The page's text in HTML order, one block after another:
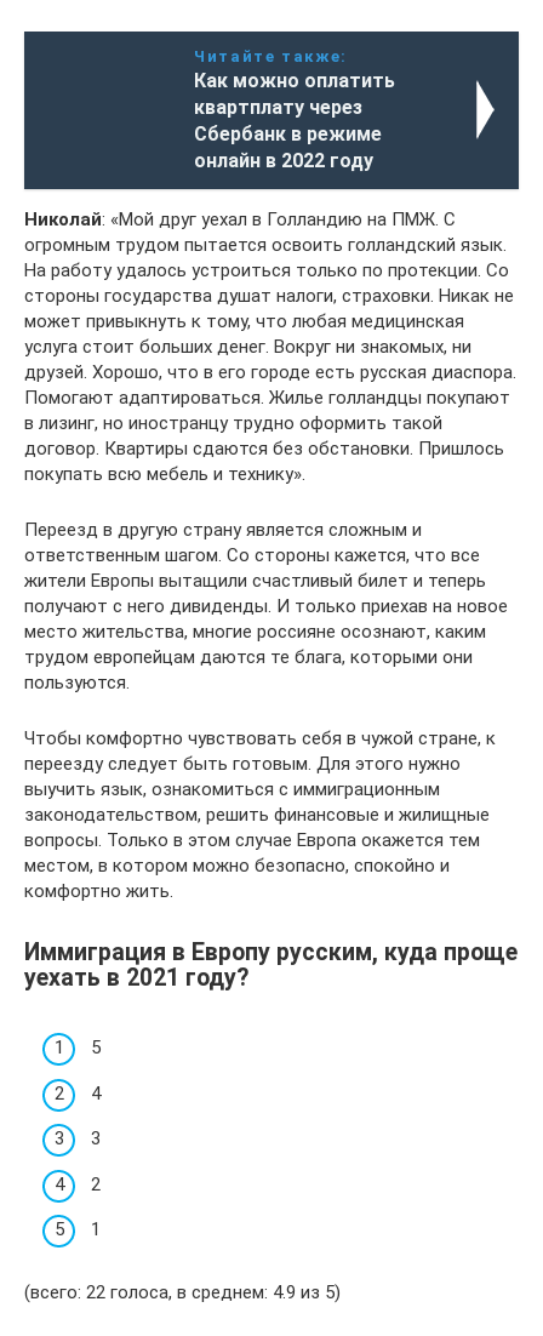
Читайте также:
Как можно оплатить
квартплату через
Cбербанк в режиме
онлайн в 2022 году
Николай: «Мой друг уехал в Голландию на ПМЖ. С
огромным трудом пытается освоить голландский язык.
На работу удалось устроиться только по протекции. Со
стороны государства душат налоги, страховки. Никак не
может привыкнуть к тому, что любая медицинская
услуга стоит больших денег. Вокруг ни знакомых, ни
друзей. Хорошо, что в его городе есть русская диаспора.
Помогают адаптироваться. Жилье голландцы покупают
в лизинг, но иностранцу трудно оформить такой
договор. Квартиры сдаются без обстановки. Пришлось
покупать всю мебель и технику».
Переезд в другую страну является сложным и
ответственным шагом. Со стороны кажется, что все
жители Европы вытащили счастливый билет и теперь
получают с него дивиденды. И только приехав на новое
место жительства, многие россияне осознают, каким
трудом европейцам даются те блага, которыми они
пользуются.
Чтобы комфортно чувствовать себя в чужой стране, к
переезду следует быть готовым. Для этого нужно
выучить язык, ознакомиться с иммиграционным
законодательством, решить финансовые и жилищные
вопросы. Только в этом случае Европа окажется тем
местом, в котором можно безопасно, спокойно и
комфортно жить.
Иммиграция в Европу русским, куда проще
уехать в 2021 году?
5
4
3
2
1
(всего: 22 голоса, в среднем: 4.9 из 5)